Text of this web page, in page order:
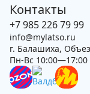
Контакты
+7 985 226 79 99
info@mylatso.ru
г. Балашиха,
Пн-Вс 10:00—17:00